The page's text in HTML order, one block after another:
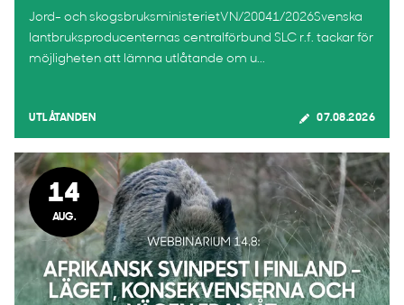
Jord- och skogsbruksministerietVN/20041/2026Svenska
lantbruksproducenternas centralförbund SLC r.f. tackar för
möjligheten att lämna utlåtande om u...
UTLÅTANDEN 07.08.2026
14
AUG.